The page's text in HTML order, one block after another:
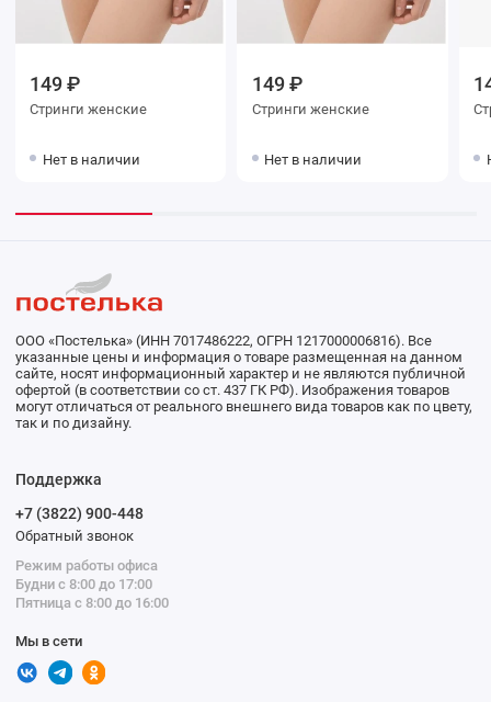
149 ₽
Стринги женские
Нет в наличии
149 ₽
Стринги женские
Нет в наличии
ООО «Постелька» (ИНН 7017486222, ОГРН 1217000006816). Все
указанные цены и информация о товаре размещенная на данном
сайте, носят информационный характер и не являются публичной
офертой (в соответствии со ст. 437 ГК РФ). Изображения товаров
могут отличаться от реального внешнего вида товаров как по цвету,
так и по дизайну.
Поддержка
+7 (3822) 900-448
Обратный звонок
Режим работы офиса
Будни с 8:00 до 17:00
Пятница с 8:00 до 16:00
Мы в сети